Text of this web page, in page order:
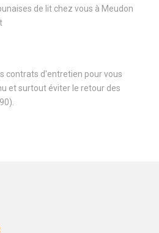
de lit chez vous à Meudon
contrats d'entretien pour vous
et surtout éviter le retour des